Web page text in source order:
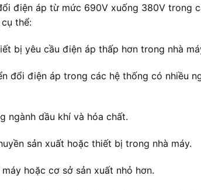
điện áp từ mức 690V xuống 380V trong
thể:
bị yêu cầu điện áp thấp hơn trong nhà
đổi điện áp trong các hệ thống có nhiều
ngành dầu khí và hóa chất.
sản xuất hoặc thiết bị trong nhà máy.
hoặc cơ sở sản xuất nhỏ hơn.